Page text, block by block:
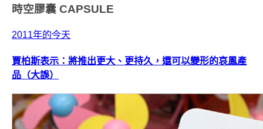
時空膠囊 CAPSULE
2011年的今天
賈柏斯表示：將推出更大、更持久，還可以變形的哀鳳產
品（大誤）